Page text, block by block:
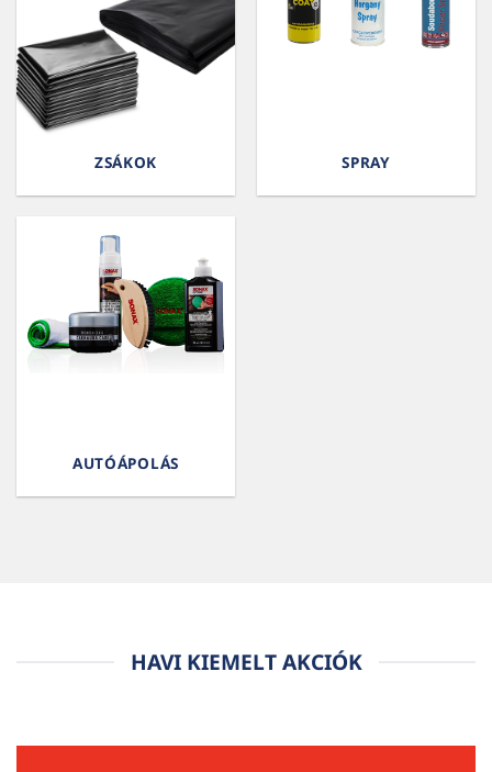
ZSÁKOK SPRAY
AUTÓÁPOLÁS
HAVI KIEMELT AKCIÓK